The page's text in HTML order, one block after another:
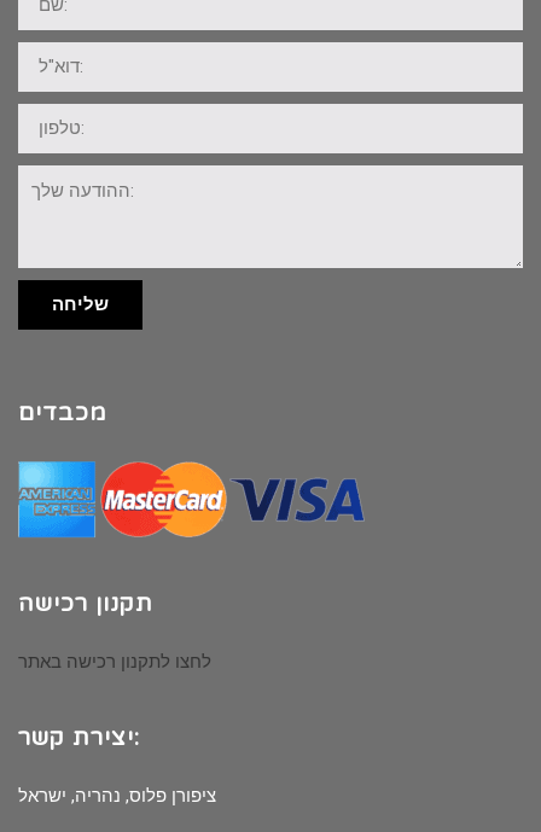
דוא"ל:
טלפון:
ההודעה
שלך:
שליחה
מכבדים
תקנון רכישה
לחצו לתקנון רכישה באתר
יצירת קשר:
ציפורן פלוס, נהריה, ישראל